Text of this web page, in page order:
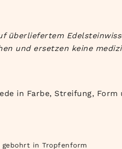
überliefertem
und ersetzen keine
in Farbe, Streifung,
gebohrt in Tropfenform